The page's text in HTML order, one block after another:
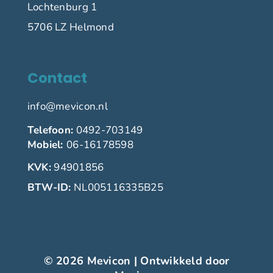
Lochtenburg 1
5706 LZ Helmond
Contact
info@mevicon.nl
Telefoon: 0492-703149
Mobiel: 06-16178598
KVK:94901856
BTW-ID: NL005116335B25
© 2026 Mevicon | Ontwikkeld door